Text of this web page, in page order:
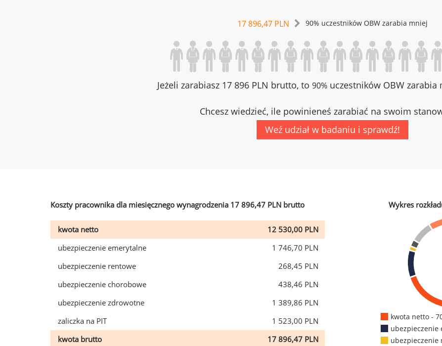
17 896,47 PLN 90% uczestników OBW zarabia mniej
Jeżeli zarabiasz 17 896 PLN brutto, to 90% uczestników OBW zarabia
Chcesz wiedzieć, ile powinieneś zarabiać na swoim
Weź udział w badaniu i sprawdź!
Koszty pracownika dla miesięcznego wynagrodzenia 17 896,47 PLN brutto
kwota netto
12 530,00 PLN
ubezpieczenie emerytalne
1 746,70 PLN
ubezpieczenie rentowe
268,45 PLN
ubezpieczenie chorobowe
438,46 PLN
ubezpieczenie zdrowotne
1 389,86 PLN
zaliczka na PIT
1 523,00 PLN
kwota brutto
17 896,47 PLN
Wykres
kwota netto -
ubezpieczenie
ubezpieczenie